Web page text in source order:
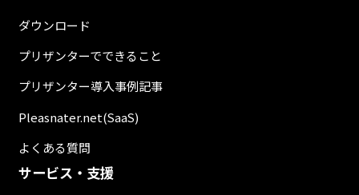
ダウンロード
プリザンターでできること
プリザンター導入事例記事
Pleasnater.net(SaaS)
よくある質問
サービス・支援